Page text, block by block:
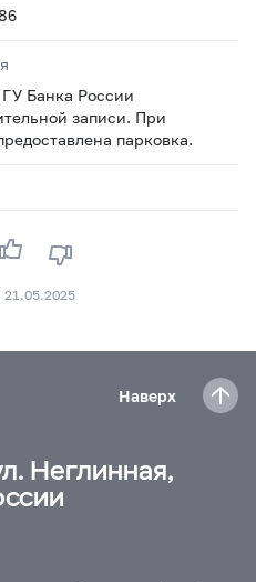
Банка России
записи. При
парковка.
21.05.2025
Наверх
Неглинная,